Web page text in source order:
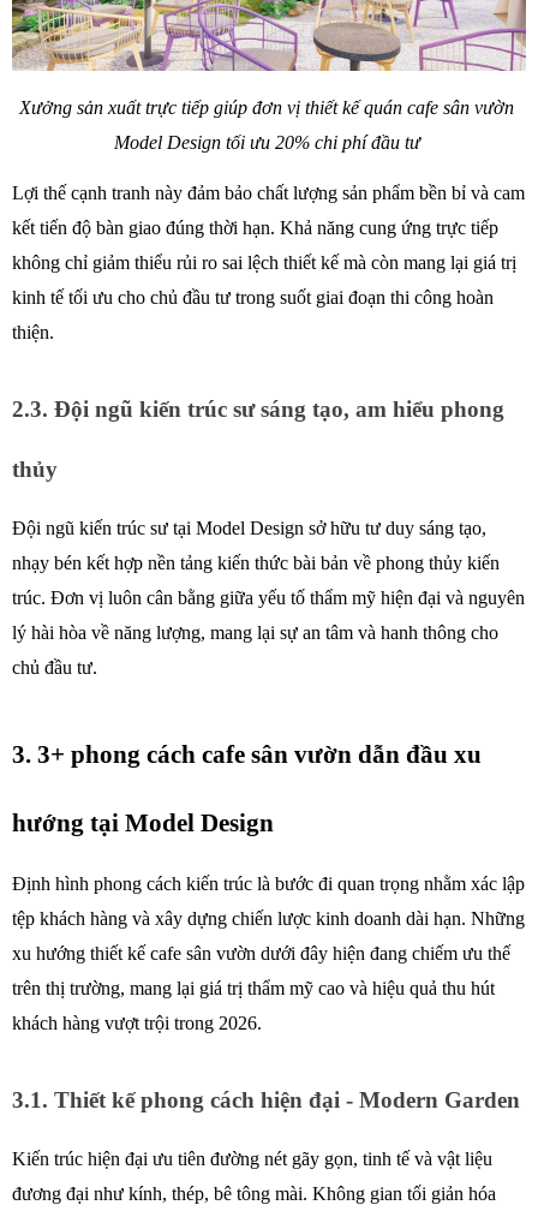
Xưởng sản xuất trực tiếp giúp đơn vị thiết kế quán cafe sân vườn
Model Design tối ưu 20% chi phí đầu tư
Lợi thế cạnh tranh này đảm bảo chất lượng sản phẩm bền bỉ và cam
kết tiến độ bàn giao đúng thời hạn. Khả năng cung ứng trực tiếp
không chỉ giảm thiểu rủi ro sai lệch thiết kế mà còn mang lại giá trị
kinh tế tối ưu cho chủ đầu tư trong suốt giai đoạn thi công hoàn
thiện.
2.3. Đội ngũ kiến trúc sư sáng tạo, am hiểu phong
thủy
Đội ngũ kiến trúc sư tại Model Design sở hữu tư duy sáng tạo,
nhạy bén kết hợp nền tảng kiến thức bài bản về phong thủy kiến
trúc. Đơn vị luôn cân bằng giữa yếu tố thẩm mỹ hiện đại và nguyên
lý hài hòa về năng lượng, mang lại sự an tâm và hanh thông cho
chủ đầu tư.
3. 3+ phong cách cafe sân vườn dẫn đầu xu
hướng tại Model Design
Định hình phong cách kiến trúc là bước đi quan trọng nhằm xác lập
tệp khách hàng và xây dựng chiến lược kinh doanh dài hạn. Những
xu hướng thiết kế cafe sân vườn dưới đây hiện đang chiếm ưu thế
trên thị trường, mang lại giá trị thẩm mỹ cao và hiệu quả thu hút
khách hàng vượt trội trong 2026.
3.1. Thiết kế phong cách hiện đại - Modern Garden
Kiến trúc hiện đại ưu tiên đường nét gãy gọn, tinh tế và vật liệu
đương đại như kính, thép, bê tông mài. Không gian tối giản hóa